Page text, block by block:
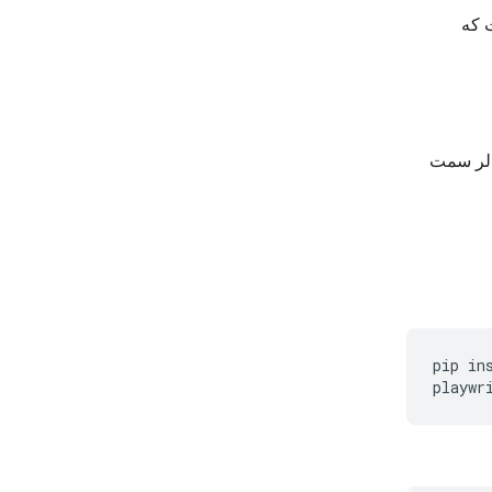
که
سمت
pip